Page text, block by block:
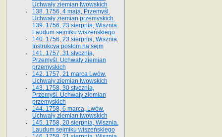
Uchwały ziemian lwowskich
138. 1756, 4 maja, Przemyśl.
Uchwały ziemian przemyskich.
139. 1756, 23 sierpnia, Wisznia.
Laudum sejmiku wiszeńskiego
140. 1756, 23 sierpnia, Wisznia.
Instrukcya posłom na sejm
141. 1757, 31 stycznia,
Przemyśl. Uchwały ziemian
przemyskich
142. 1757, 21 marca Lwów.
Uchwały ziemian lwowskich
143. 1758, 30 stycznia,
Przemyśl. Uchwały ziemian
przemyskich
144. 1758, 6 marca, Lwów.
Uchwały ziemian lwowskich
145. 1758, 20 sierpnia, Wisznia.
Laudum sejmiku wiszeńskiego